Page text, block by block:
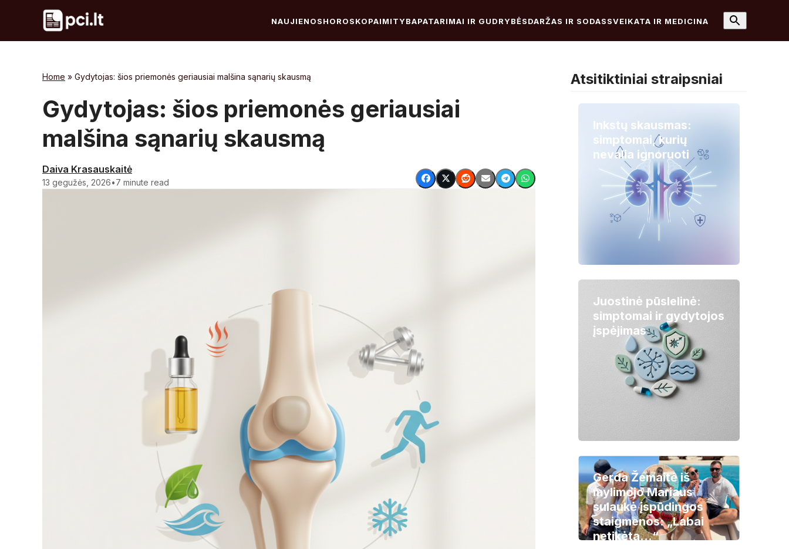
NAUJIENOSHOROSKOPAIMITYBAPATARIMAI IR GUDRYBĖSDARŽAS IR SODASSVEIKATA IR MEDICINA
Home » Gydytojas: šios priemonės geriausiai malšina sąnarių skausmą
Gydytojas: šios priemonės geriausiai
malšina sąnarių skausmą
Daiva Krasauskaitė
13 gegužės, 2026•7 minute read
Atsitiktiniai straipsniai
Inkstų skausmas:
simptomai, kurių
nevalia ignoruoti
Juostinė pūslelinė:
simptomai ir gydytojos
įspėjimas
Gerda Žemaitė iš
mylimojo Mariaus
sulaukė įspūdingos
staigmenos: „Labai
netikėta…“